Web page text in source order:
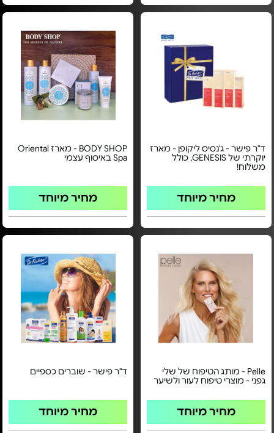
ד"ר פישר - ג'נסיס ליקופן - מארז
יוקרתי של GENESIS, כולל
משלוח!
מחיר מיוחד
BODY SHOP - מארז Oriental
Spa באיסוף עצמי
מחיר מיוחד
Pelle - מותג הטיפוח של שלי
גפני - מוצרי טיפוח לעור ולשיער
מחיר מיוחד
ד"ר פישר - שוברים כספיים
מחיר מיוחד